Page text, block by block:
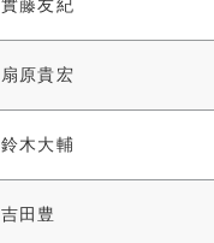
實藤友紀
扇原貴宏
鈴木大輔
吉田豊